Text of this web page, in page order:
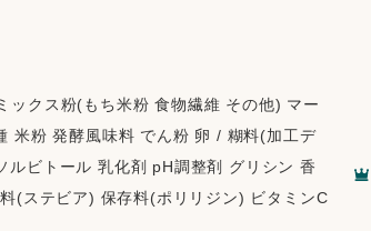
ックス粉(もち米粉 食物繊維 その他) マー
米粉 発酵風味料 でん粉 卵 / 糊料(加工デ
ルビトール 乳化剤 pH調整剤 グリシン 香
(ステビア) 保存料(ポリリジン) ビタミンC